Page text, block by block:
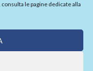
le pagine dedicate alla